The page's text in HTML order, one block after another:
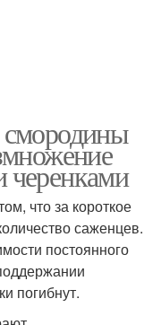
что за короткое
саженцев.
постоянного
погибнут.